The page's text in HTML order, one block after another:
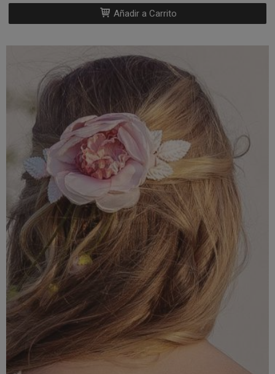
Añadir a Carrito